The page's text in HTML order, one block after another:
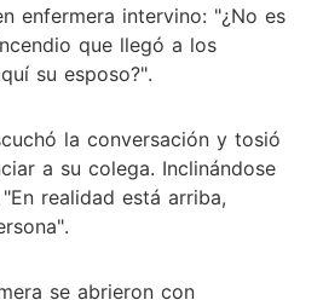
enfermera intervino: "¿No es
que llegó a los
su esposo?".
la conversación y tosió
a su colega. Inclinándose
realidad está arriba,
se abrieron con